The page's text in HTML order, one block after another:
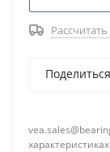
Поделиться